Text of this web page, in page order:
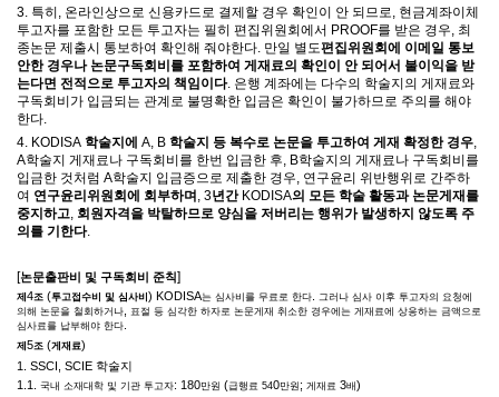
3. 특히 온라인상으로 신용카드로 결제할 경우 확인이 안 되므로
현금계좌이체
투고자를 포함한 모든 투고자는 필히 편집위원회에서 PROOF를 받은 경우 최
종논문 제출시 통보하여 확인해 줘야한다 만일 별도편집위원회에 이메일 통보
안한 경우나 논문구독회비를 포함하여 게재료의 확인이 안 되어서 불이익을 받
는다면 전적으로 투고자의 책임이다. 은행 계좌에는 다수의 학술지의 게재료와
구독회비가 입금되는 관계로 불명확한 입금은 확인이 불가하므로 주의를 해야
한다
4. KODISA 학술지에 A, B 학술지 등 복수로 논문을 투고하여 게재 확정한 경우,
A학술지 게재료나 구독회비를 한번 입금한 후, B학술지의 게재료나 구독회비를
입금한 것처럼 A학술지 입금증으로 제출한 경우, 연구윤리 위반행위로 간주하
여 연구윤리위원회에 회부하며 , 3년간 KODISA의 모든 학술 활동과 논문게재를
중지하고, 회원자격을 박탈하므로 양심을 저버리는 행위가 발생하지 않도록 주
의를 기한다.
[논문출판비 및 구독회비 준칙]
제 4조 (투고접수비 및 심사비 ) KODISA는 심사비를 무료로 한다 그러나 심사 이후 투고자의 요청에
의해 논문을 철회하거나
표절 등 심각한 하자로 논문게재 취소한 경우에는 게재료에 상응하는 금액으로
심사료를 납부해야 한다
제 5조 (게재료)
1. SSCI, SCIE 학술지
1.1. 국내 소재대학 및 기관 투고자: 180만원 (급행료 540만원 ; 게재료 3배)